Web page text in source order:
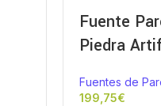
Fuente
Piedra
Fuentes de
€